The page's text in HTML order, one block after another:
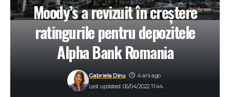
Moody’s a revizuit în creştere
ratingurile pentru depozitele
Alpha Bank Romania
Last updated: 06/04/2022 11:44
Gabriela Dinu 4 ani ago